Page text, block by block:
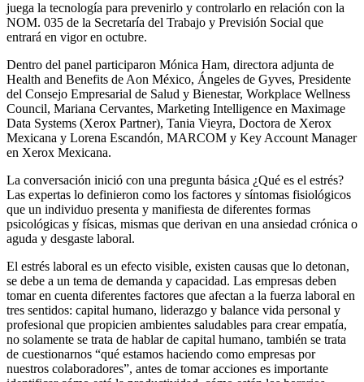
juega la tecnología para prevenirlo y controlarlo en relación con la
NOM. 035 de la Secretaría del Trabajo y Previsión Social que
entrará en vigor en octubre.
Dentro del panel participaron Mónica Ham, directora adjunta de
Health and Benefits de Aon México, Ángeles de Gyves, Presidente
del Consejo Empresarial de Salud y Bienestar, Workplace Wellness
Council, Mariana Cervantes, Marketing Intelligence en Maximage
Data Systems (Xerox Partner), Tania Vieyra, Doctora de Xerox
Mexicana y Lorena Escandón, MARCOM y Key Account Manager
en Xerox Mexicana.
La conversación inició con una pregunta básica ¿Qué es el estrés?
Las expertas lo definieron como los factores y síntomas fisiológicos
que un individuo presenta y manifiesta de diferentes formas
psicológicas y físicas, mismas que derivan en una ansiedad crónica o
aguda y desgaste laboral.
El estrés laboral es un efecto visible, existen causas que lo detonan,
se debe a un tema de demanda y capacidad. Las empresas deben
tomar en cuenta diferentes factores que afectan a la fuerza laboral en
tres sentidos: capital humano, liderazgo y balance vida personal y
profesional que propicien ambientes saludables para crear empatía,
no solamente se trata de hablar de capital humano, también se trata
de cuestionarnos “qué estamos haciendo como empresas por
nuestros colaboradores”, antes de tomar acciones es importante